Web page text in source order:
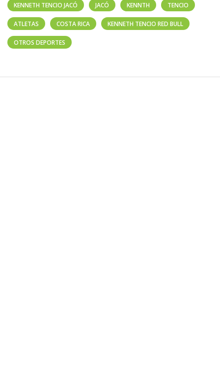
KENNETH TENCIO JACÓ JACÓ KENNTH TENCIO
ATLETAS COSTA RICA KENNETH TENCIO RED BULL
OTROS DEPORTES